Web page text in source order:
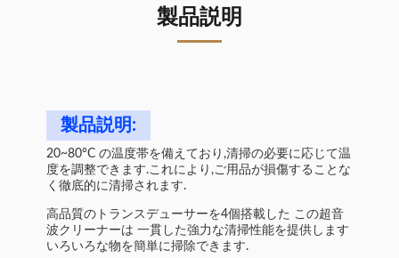
製品説明
製品説明:
20~80°C の温度帯を備えており,清掃の必要に応じて温
度を調整できます.これにより,ご用品が損傷することな
く徹底的に清掃されます.
高品質のトランスデューサーを4個搭載した この超音
波クリーナーは 一貫した強力な清掃性能を提供します
いろいろな物を簡単に掃除できます.